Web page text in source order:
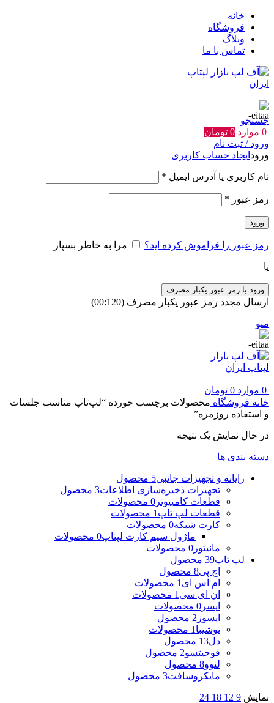
خانه
فروشگاه
وبلاگ
تماس با ما
جستجو
0 موارد 0 تومان
ورود / ثبت نام
ورود ایجاد حساب کاربری
نام کاربری یا آدرس ایمیل *
رمز عبور *
ورود
رمز عبور را فراموش کرده اید؟ مرا به خاطر بسپار
یا
ورود با رمز عبور یکبار مصرف
ارسال مجدد رمز عبور یکبار مصرف (00:
120
)
منو
0 موارد 0 تومان
خانه فروشگاه محصولات برچسب خورده “لپ‌تاپ مناسب جلسات
و استفاده روزمره”
در حال نمایش یک نتیجه
دسته بندی ها
رایانه و تجهیزات جانبی5 محصول
تجهیزات ذخیره‌سازی اطلاعات3 محصول
قطعات کامپیوتر 0 محصولات
قطعات لپ تاپ 1 محصولات
کارت شبکه0 محصولات
ماژول سیم کارت لپتاپ0 محصولات
مانیتور 0 محصولات
لپ تاپ39 محصول
اچ پی8 محصول
ام اس ای 1 محصولات
ان ای سی 1 محصولات
ایسر 0 محصولات
ایسوز 2 محصول
توشیبا 1 محصولات
دل13 محصول
فوجیتسو2 محصول
لنوو8 محصول
مایکروسافت3 محصول
نمایش 9
12
18
24